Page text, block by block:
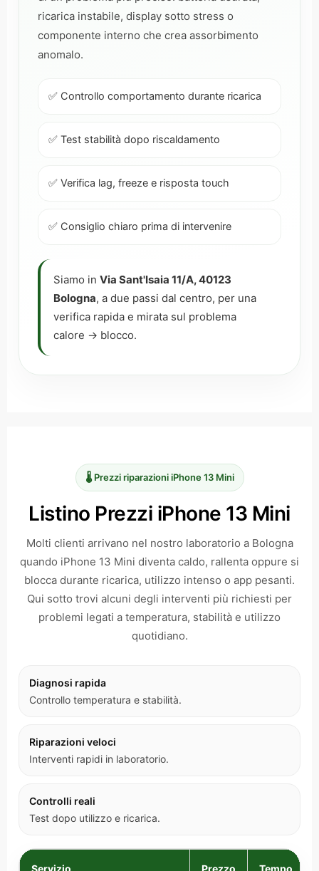
ricarica instabile, display sotto stress o
componente interno che crea assorbimento
anomalo.
✅ Controllo comportamento durante ricarica
✅ Test stabilità dopo riscaldamento
✅ Verifica lag, freeze e risposta touch
✅ Consiglio chiaro prima di intervenire
Siamo in Via Sant'Isaia 11/A, 40123
Bologna, a due passi dal centro, per una
verifica rapida e mirata sul problema
calore → blocco.
🌡️ Prezzi riparazioni iPhone 13 Mini
Listino Prezzi iPhone 13 Mini
Molti clienti arrivano nel nostro laboratorio a Bologna
quando iPhone 13 Mini diventa caldo, rallenta oppure si
blocca durante ricarica, utilizzo intenso o app pesanti.
Qui sotto trovi alcuni degli interventi più richiesti per
problemi legati a temperatura, stabilità e utilizzo
quotidiano.
Diagnosi rapida
Controllo temperatura e stabilità.
Riparazioni veloci
Interventi rapidi in laboratorio.
Controlli reali
Test dopo utilizzo e ricarica.
Servizio Prezzo Tempo